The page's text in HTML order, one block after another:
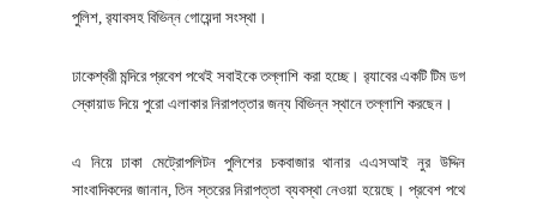
পুলিশ, র‌্যাবসহ বিভিন্ন গোয়েন্দা সংস্থা।
ঢাকেশ্বরী মন্দিরে প্রবেশ পথেই সবাইকে তল্লাশি করা হচ্ছে। র‌্যাবের একটি টিম ডগ
স্কোয়াড দিয়ে পুরো এলাকার নিরাপত্তার জন্য বিভিন্ন স্থানে তল্লাশি করছেন।
এ নিয়ে ঢাকা মেট্রোপলিটন পুলিশের চকবাজার থানার এএসআই নুর উদ্দিন
সাংবাদিকদের জানান, তিন স্তরের নিরাপত্তা ব্যবস্থা নেওয়া হয়েছে। প্রবেশ পথে